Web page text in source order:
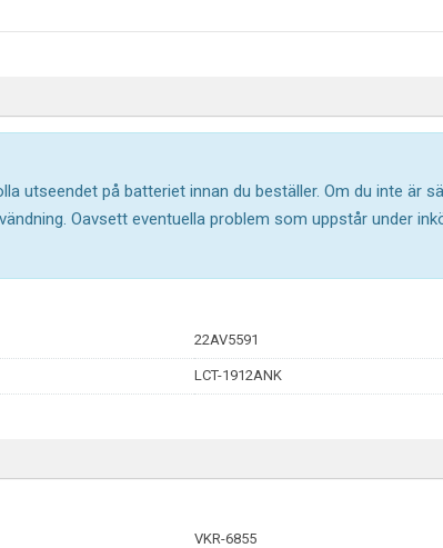
utseendet på batteriet innan du beställer. Om du inte är
Oavsett eventuella problem som uppstår under
22AV5591
LCT-1912ANK
VKR-6855